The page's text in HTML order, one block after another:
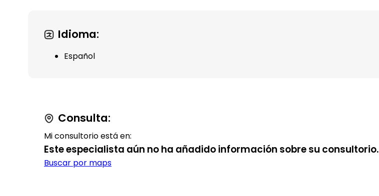
Idioma:
Español
Consulta:
Mi consultorio está en:
Este especialista aún no ha añadido información sobre su consultorio.
Buscar por maps